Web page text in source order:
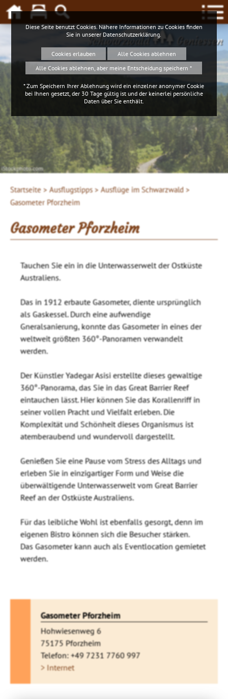
Schwarzwald Geniessen
iStockphoto.com
Startseite > Ausflugstipps > Ausflüge im Schwarzwald >
Gasometer Pforzheim
Gasometer Pforzheim
Tauchen Sie ein in die Unterwasserwelt der Ostküste
Australiens.
Das in 1912 erbaute Gasometer, diente ursprünglich
als Gaskessel. Durch eine aufwendige
Gneralsanierung, konnte das Gasometer in eines der
weltweit größten 360°-Panoramen verwandelt
werden.
Der Künstler Yadegar Asisi erstellte dieses gewaltige
360°-Panorama, das Sie in das Great Barrier Reef
eintauchen lässt. Hier können Sie das Korallenriff in
seiner vollen Pracht und Vielfalt erleben. Die
Komplexität und Schönheit dieses Organismus ist
atemberaubend und wundervoll dargestellt.
Genießen Sie eine Pause vom Stress des Alltags und
erleben Sie in einzigartiger Form und Weise die
überwältigende Unterwasserwelt vom Great Barrier
Reef an der Ostküste Australiens.
Für das leibliche Wohl ist ebenfalls gesorgt, denn im
eigenen Bistro können sich die Besucher stärken.
Das Gasometer kann auch als Eventlocation gemietet
werden.
Gasometer Pforzheim
Hohwiesenweg 6
75175 Pforzheim
Telefon: +49 7231 7760 997
> Internet
Diese Seite benutzt Cookies. Nähere Informationen zu Cookies finden
Sie in unserer Datenschutzerklärung
Cookies erlauben
Alle Cookies ablehnen
Alle Cookies ablehnen, aber meine Entscheidung speichern *
* Zum Speichern Ihrer Ablehnung wird ein einzelner anonymer Cookie
bei Ihnen gesetzt, der 30 Tage gültig ist und der keinerlei persönliche
Daten über Sie enthält.